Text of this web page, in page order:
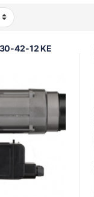
42-12 KE